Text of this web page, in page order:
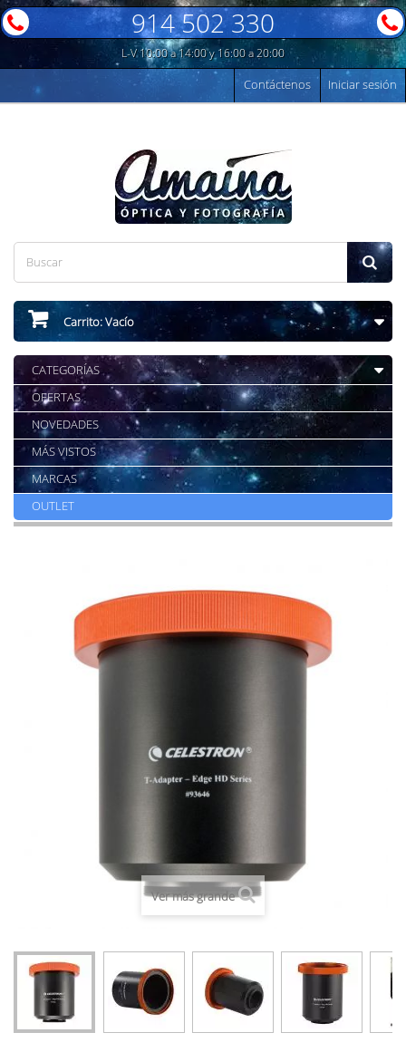
914 502 330
L-V 10:00 a 14:00 y 16:00 a 20:00
Iniciar sesión
Contáctenos
Carrito:Vacío
CATEGORÍAS
OFERTAS
NOVEDADES
MÁS VISTOS
MARCAS
OUTLET
Ver más grande